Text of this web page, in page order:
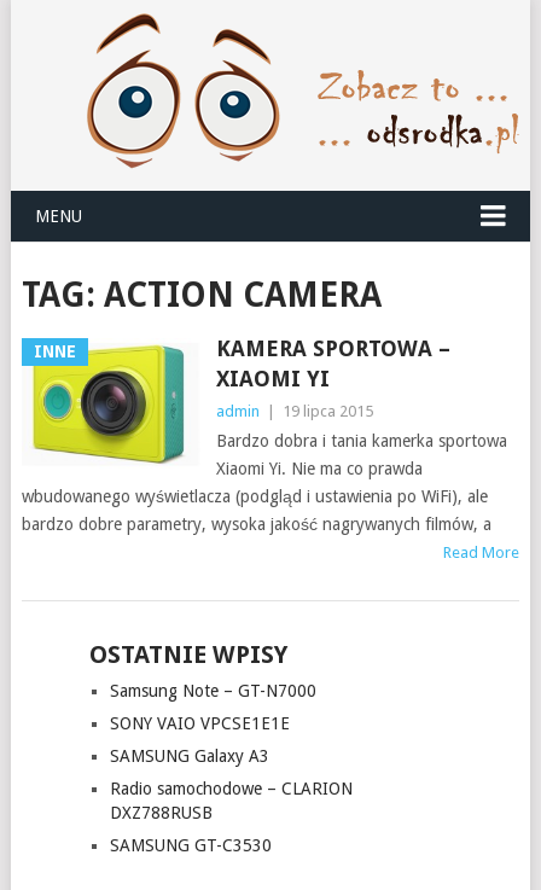
MENU
TAG: ACTION CAMERA
INNE
KAMERA SPORTOWA –
XIAOMI YI
admin 19 lipca 2015
Bardzo dobra i tania kamerka sportowa
Xiaomi Yi. Nie ma co prawda
wbudowanego wyświetlacza (podgląd i ustawienia po WiFi), ale
bardzo dobre parametry, wysoka jakość nagrywanych filmów, a
Read More
OSTATNIE WPISY
Samsung Note – GT-N7000
SONY VAIO VPCSE1E1E
SAMSUNG Galaxy A3
Radio samochodowe – CLARION
DXZ788RUSB
SAMSUNG GT-C3530